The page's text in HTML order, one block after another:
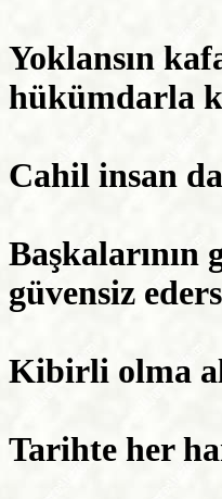
Yoklansın
hükümdarla
Cahil insan
Başkalarının
güvensiz
Kibirli olma
Tarihte her